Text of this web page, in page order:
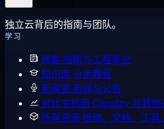
独立云背后的指南与团队。
学习
博客指南与工程笔记
知识库 分步教程
新闻室 新闻与公告
对比主机商 Cloudzy 与其他
所有资源指南、文档、工具